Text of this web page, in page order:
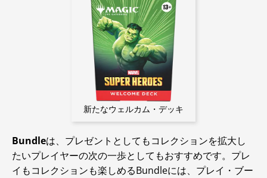
新たなウェルカム・デッキ
Bundleは、プレゼントとしてもコレクションを拡大し
たいプレイヤーの次の一歩としてもおすすめです。プレ
イもコレクションも楽しめるBundleには、プレイ・ブー